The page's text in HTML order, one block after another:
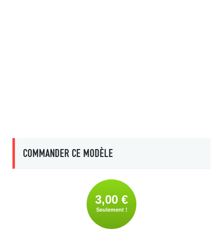
COMMANDER CE MODÈLE
3,00 €
Seulement !